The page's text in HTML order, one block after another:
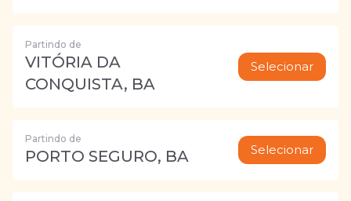
Partindo de
VITÓRIA DA
CONQUISTA, BA
Selecionar
Partindo de
PORTO SEGURO, BA Selecionar